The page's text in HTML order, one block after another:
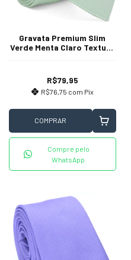
Gravata Premium Slim
Verde Menta Claro Textura
R$79,95
R$76,75 com Pix
COMPRAR
Compre pelo
WhatsApp